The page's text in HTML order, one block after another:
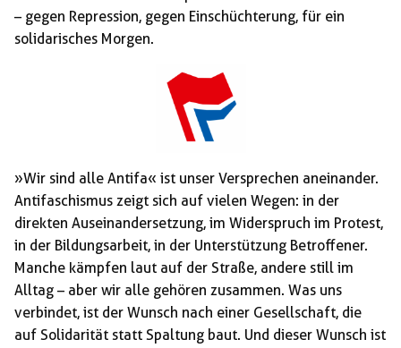
– gegen Repression, gegen Einschüchterung, für ein
solidarisches Morgen.
»Wir sind alle Antifa« ist unser Versprechen aneinander.
Antifaschismus zeigt sich auf vielen Wegen: in der
direkten Auseinandersetzung, im Widerspruch im Protest,
in der Bildungsarbeit, in der Unterstützung Betroffener.
Manche kämpfen laut auf der Straße, andere still im
Alltag – aber wir alle gehören zusammen. Was uns
verbindet, ist der Wunsch nach einer Gesellschaft, die
auf Solidarität statt Spaltung baut. Und dieser Wunsch ist